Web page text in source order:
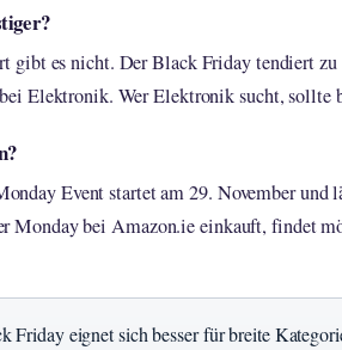
gibt es nicht. Der Black Friday tendiert
Elektronik. Wer Elektronik sucht, sollte
Event startet am 29. November und
Monday bei Amazon.ie einkauft, findet
Friday eignet sich besser für breite